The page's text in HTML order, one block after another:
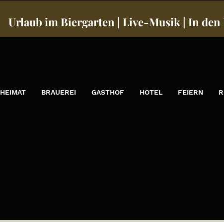
Urlaub im Biergarten | Live-Musik | In
HEIMAT BRAUEREI GASTHOF HOTEL FEIERN